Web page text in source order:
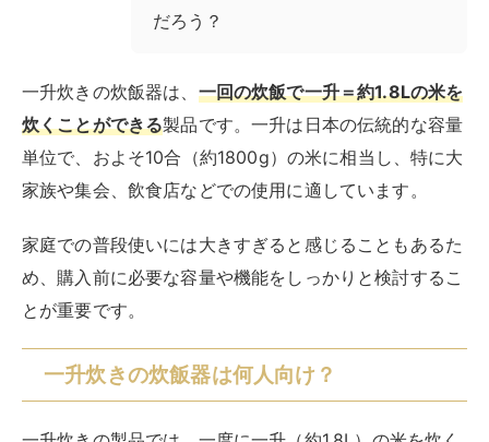
だろう？
一升炊きの炊飯器は、 一回の炊飯で一升＝約1.8Lの米を
炊くことができる製品です。一升は日本の伝統的な容量
単位で、およそ10合（約1800g）の米に相当し、特に大
家族や集会、飲食店などでの使用に適しています。
家庭での普段使いには大きすぎると感じることもあるた
め、購入前に必要な容量や機能をしっかりと検討するこ
とが重要です。
一升炊きの炊飯器は何人向け？